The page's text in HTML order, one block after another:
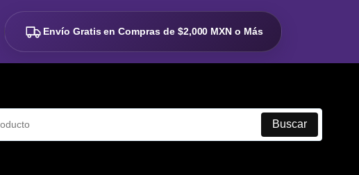
Envío Gratis en Compras de $2,000 MXN o Más
Buscar